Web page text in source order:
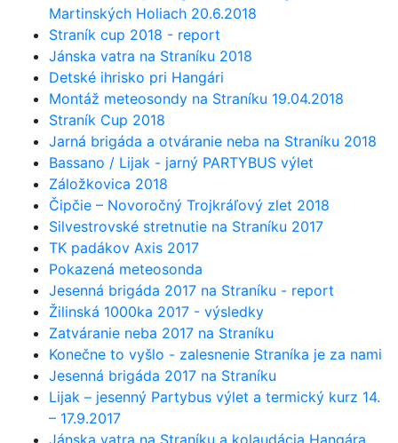
Martinských Holiach 20.6.2018
Straník cup 2018 - report
Jánska vatra na Straníku 2018
Detské ihrisko pri Hangári
Montáž meteosondy na Straníku 19.04.2018
Straník Cup 2018
Jarná brigáda a otváranie neba na Straníku 2018
Bassano / Lijak - jarný PARTYBUS výlet
Záložkovica 2018
Čipčie – Novoročný Trojkráľový zlet 2018
Silvestrovské stretnutie na Straníku 2017
TK padákov Axis 2017
Pokazená meteosonda
Jesenná brigáda 2017 na Straníku - report
Žilinská 1000ka 2017 - výsledky
Zatváranie neba 2017 na Straníku
Konečne to vyšlo - zalesnenie Straníka je za nami
Jesenná brigáda 2017 na Straníku
Lijak – jesenný Partybus výlet a termický kurz 14.
– 17.9.2017
Jánska vatra na Straníku a kolaudácia Hangára